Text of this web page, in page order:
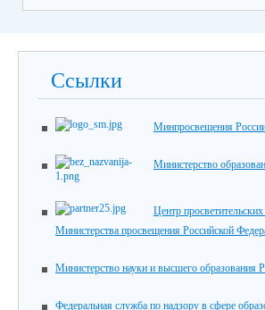
Ссылки
Минпросвещения
Министерство
Центр
Министерства просвещения Российской
Министерство науки и высшего образования
Федеральная служба по надзору в сфере